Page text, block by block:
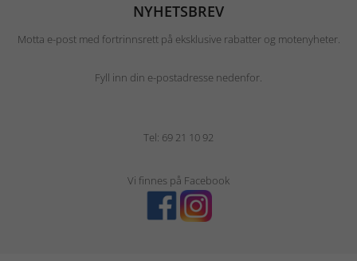
NYHETSBREV
Motta e-post med fortrinnsrett på eksklusive rabatter og motenyheter.
Fyll inn din e-postadresse nedenfor.
Tel: 69 21 10 92
Vi finnes på Facebook